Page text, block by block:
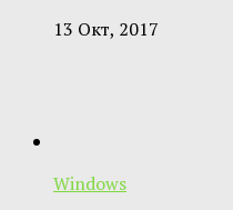
13 Окт, 2017
Windows